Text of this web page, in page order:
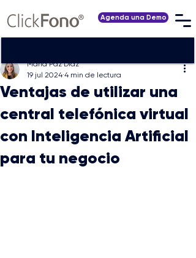
Agenda una Demo
Ventajas de utilizar una
central telefónica virtual
con Inteligencia Artificial
para tu negocio
María Paz Díaz
19 jul 2024 4 min de lectura